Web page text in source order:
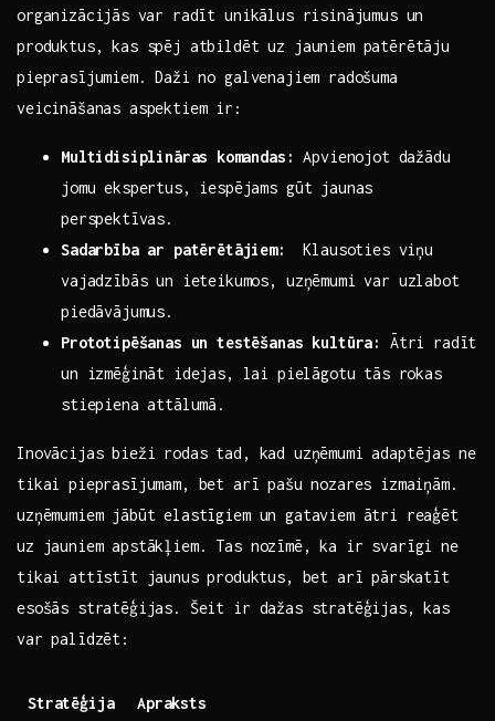
organizācijās⁣ var radīt unikālus risinājumus un
produktus, kas spēj atbildēt uz jauniem‍ patērētāju
pieprasījumiem. Daži⁢ no galvenajiem​ radošuma​
veicināšanas aspektiem​ ir:
Multidisiplināras⁣ komandas: Apvienojot‌ dažādu​
jomu ekspertus, iespējams gūt jaunas
perspektīvas.
Sadarbība‍ ar patērētājiem:
⁢ Klausoties‌ viņu
vajadzībās un ieteikumos, uzņēmumi​ var uzlabot‍
piedāvājumus.
Prototipēšanas un ‌testēšanas kultūra:
Ātri ​radīt
un izmēģināt idejas, lai ⁤pielāgotu tās rokas⁣
stiepiena attālumā.
Inovācijas bieži rodas ‍tad, kad ​uzņēmumi adaptējas ‌ne
‌tikai‌ pieprasījumam, bet ​arī pašu⁤ nozares izmaiņām.
uzņēmumiem jābūt elastīgiem un​ gataviem ātri reaģēt
uz jauniem​ apstākļiem. Tas nozīmē, ​ka ir‌ svarīgi⁣ ne ​
tikai attīstīt jaunus ⁤produktus, bet arī‌ pārskatīt
esošās stratēģijas.‍ Šeit ​ir dažas ‌stratēģijas, kas⁤
var palīdzēt:
Stratēģija Apraksts